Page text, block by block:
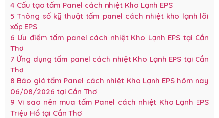
4 Cấu tạo tấm Panel cách nhiệt Kho Lạnh EPS
5 Thông số kỹ thuật tấm panel cách nhiệt kho lạnh lõi
xốp EPS
6 Ưu điểm tấm panel cách nhiệt Kho Lạnh EPS tại Cần
Thơ
7 Ứng dụng tấm panel cách nhiệt Kho Lạnh EPS tại Cần
Thơ
8 Báo giá tấm Panel cách nhiệt Kho Lạnh EPS hôm nay
06/08/2026 tại Cần Thơ
9 Vì sao nên mua tấm Panel cách nhiệt Kho Lạnh EPS
Triệu Hổ tại Cần Thơ